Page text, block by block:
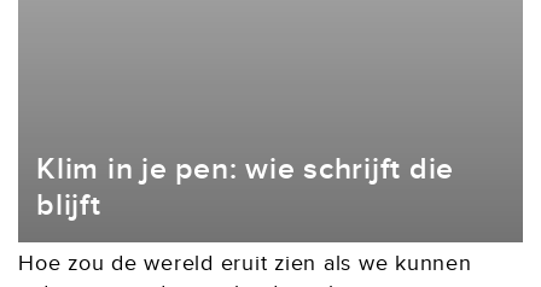
Klim in je pen: wie schrijft die
blijft
Hoe zou de wereld eruit zien als we kunnen